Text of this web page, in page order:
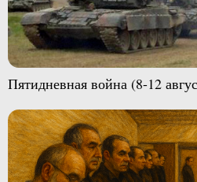
Пятидневная война (8-12